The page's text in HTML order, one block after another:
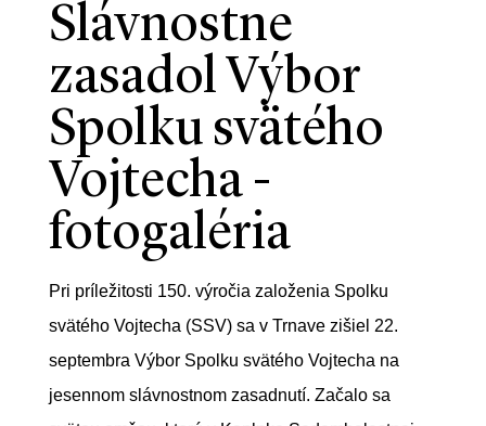
Slávnostne
zasadol Výbor
Spolku svätého
Vojtecha -
fotogaléria
Pri príležitosti 150. výročia založenia Spolku
svätého Vojtecha (SSV) sa v Trnave zišiel 22.
septembra Výbor Spolku svätého Vojtecha na
jesennom slávnostnom zasadnutí. Začalo sa